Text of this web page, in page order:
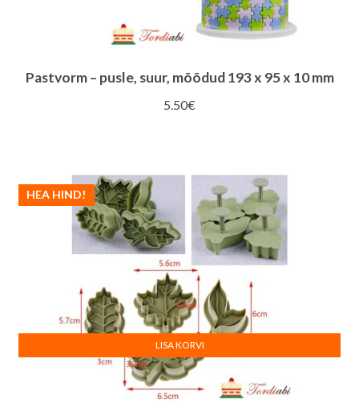
Pastvorm – pusle, suur, mõõdud 193 x 95 x 10 mm
5.50€
HEA HIND!
LISA KORVI